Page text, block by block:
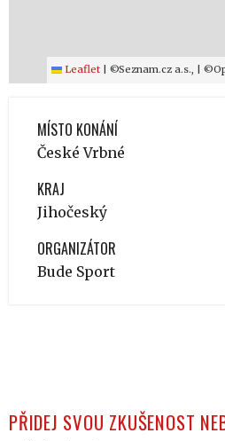
Leaflet ©Seznam.cz a.s., |
MÍSTO KONÁNÍ
České Vrbné
KRAJ
Jihočeský
ORGANIZÁTOR
Bude Sport
PŘIDEJ SVOU ZKUŠENOST